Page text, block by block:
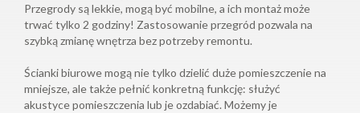
Przegrody są lekkie, mogą być mobilne, a ich montaż może
trwać tylko 2 godziny! Zastosowanie przegród pozwala na
szybką zmianę wnętrza bez potrzeby remontu.
Ścianki biurowe mogą nie tylko dzielić duże pomieszczenie na
mniejsze, ale także pełnić konkretną funkcję: służyć
akustyce pomieszczenia lub je ozdabiać. Możemy je